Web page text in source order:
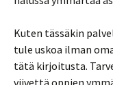
Kuten tässäkin
tule uskoa ilman
tätä kirjoitusta.
viivettä oppien